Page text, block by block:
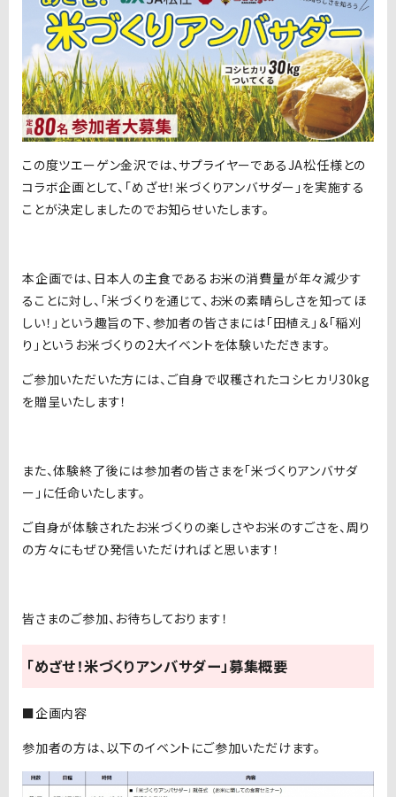
この度ツエーゲン金沢では、サプライヤーであるJA松任様との
コラボ企画として、「めざせ！米づくりアンバサダー」を実施する
ことが決定しましたのでお知らせいたします。
本企画では、日本人の主食であるお米の消費量が年々減少す
ることに対し、「米づくりを通じて、お米の素晴らしさを知ってほ
しい！」という趣旨の下、参加者の皆さまには「田植え」＆「稲刈
り」というお米づくりの2大イベントを体験いただきます。
ご参加いただいた方には、ご自身で収穫されたコシヒカリ30kg
を贈呈いたします！
また、体験終了後には参加者の皆さまを「米づくりアンバサダ
ー」に任命いたします。
ご自身が体験されたお米づくりの楽しさやお米のすごさを、周り
の方々にもぜひ発信いただければと思います！
皆さまのご参加、お待ちしております！
「めざせ！米づくりアンバサダー」募集概要
■企画内容
参加者の方は、以下のイベントにご参加いただけます。